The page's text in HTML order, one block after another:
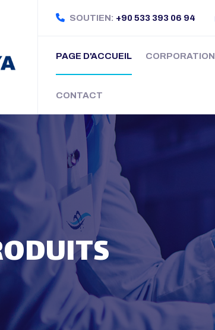
SOUTIEN: +90 533 393 06 94
PAGE D'ACCUEIL CORPORATION
CONTACT